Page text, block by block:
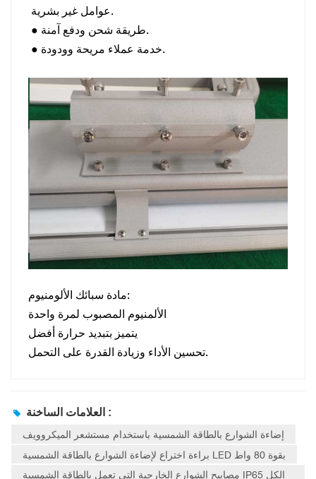
عوامل غير بشرية.
●
طريقة شحن ودفع آمنة.
●
خدمة عملاء مريحة وودودة.
مادة سبائك الألومنيوم:
الألمنيوم المصبوب لمرة واحدة
يتميز بتبديد حرارة أفضل
تحسين الأداء وزيادة القدرة على التحمل.
العلامات الساخنة :
إضاءة الشوارع بالطاقة الشمسية باستخدام مستشعر الميكروويف
براءة اختراع لإضاءة الشوارع بالطاقة الشمسية LED بقوة 80 واط
مصابيح الشوارع الخارجية التي تعمل بالطاقة الشمسية IP65 الكل